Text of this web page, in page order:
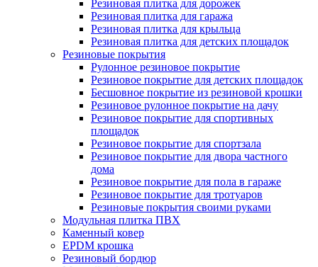
Резиновая плитка для дорожек
Резиновая плитка для гаража
Резиновая плитка для крыльца
Резиновая плитка для детских площадок
Резиновые покрытия
Рулонное резиновое покрытие
Резиновое покрытие для детских площадок
Бесшовное покрытие из резиновой крошки
Резиновое рулонное покрытие на дачу
Резиновое покрытие для спортивных
площадок
Резиновое покрытие для спортзала
Резиновое покрытие для двора частного
дома
Резиновое покрытие для пола в гараже
Резиновое покрытие для тротуаров
Резиновые покрытия своими руками
Модульная плитка ПВХ
Каменный ковер
EPDM крошка
Резиновый бордюр